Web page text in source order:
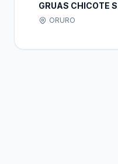
GRUAS CHICOTE
ORURO